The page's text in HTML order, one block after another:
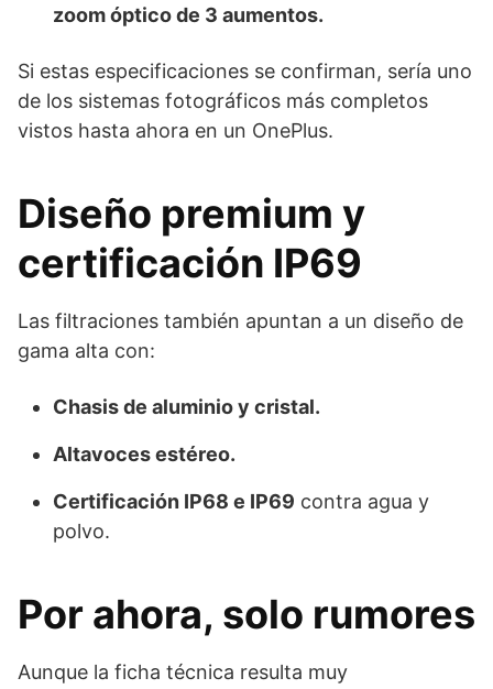
zoom óptico de 3 aumentos.
Si estas especificaciones se confirman, sería uno
de los sistemas fotográficos más completos
vistos hasta ahora en un OnePlus.
Diseño premium y
certificación IP69
Las filtraciones también apuntan a un diseño de
gama alta con:
Chasis de aluminio y cristal.
Altavoces estéreo.
Certificación IP68 e IP69 contra agua y
polvo.
Por ahora, solo rumores
Aunque la ficha técnica resulta muy